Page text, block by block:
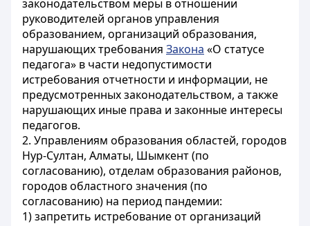
законодательством меры в отношении
руководителей органов управления
образованием, организаций образования,
нарушающих требования Закона «О статусе
педагога» в части недопустимости
истребования отчетности и информации, не
предусмотренных законодательством, а также
нарушающих иные права и законные интересы
педагогов.
2. Управлениям образования областей, городов
Нур-Султан, Алматы, Шымкент (по
согласованию), отделам образования районов,
городов областного значения (по
согласованию) на период пандемии:
1) запретить истребование от организаций